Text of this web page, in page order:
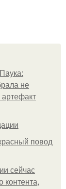
не
повод
сейчас
контента,